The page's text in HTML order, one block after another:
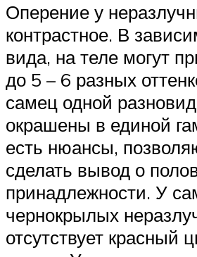
Оперение у
контрастное. В
вида, на теле могут
до 5 – 6 разных
самец одной
окрашены в единой
есть нюансы,
сделать вывод о
принадлежности. У
чернокрылых
отсутствует красный